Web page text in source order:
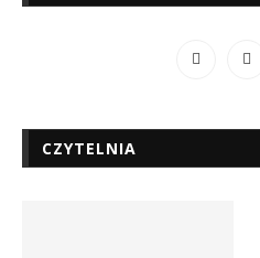
CZYTELNIA